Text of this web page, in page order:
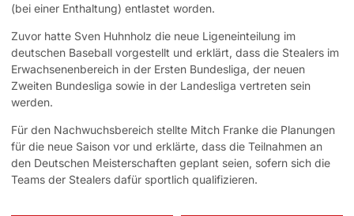
(bei einer Enthaltung) entlastet worden.
Zuvor hatte Sven Huhnholz die neue Ligeneinteilung im
deutschen Baseball vorgestellt und erklärt, dass die Stealers im
Erwachsenenbereich in der Ersten Bundesliga, der neuen
Zweiten Bundesliga sowie in der Landesliga vertreten sein
werden.
Für den Nachwuchsbereich stellte Mitch Franke die Planungen
für die neue Saison vor und erklärte, dass die Teilnahmen an
den Deutschen Meisterschaften geplant seien, sofern sich die
Teams der Stealers dafür sportlich qualifizieren.